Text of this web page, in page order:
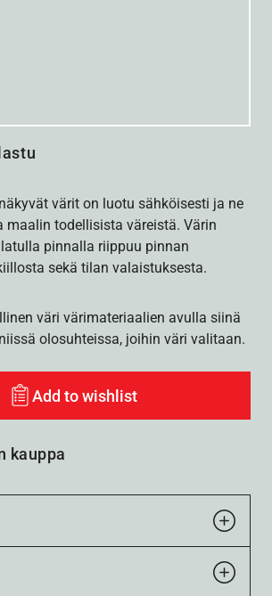
värit on luotu sähköisesti ja ne
maalin todellisista väreistä. Värin
pinnalla riippuu pinnan
sekä tilan valaistuksesta.
väri värimateriaalien avulla siinä
olosuhteissa, joihin väri valitaan.
Add to wishlist
kauppa